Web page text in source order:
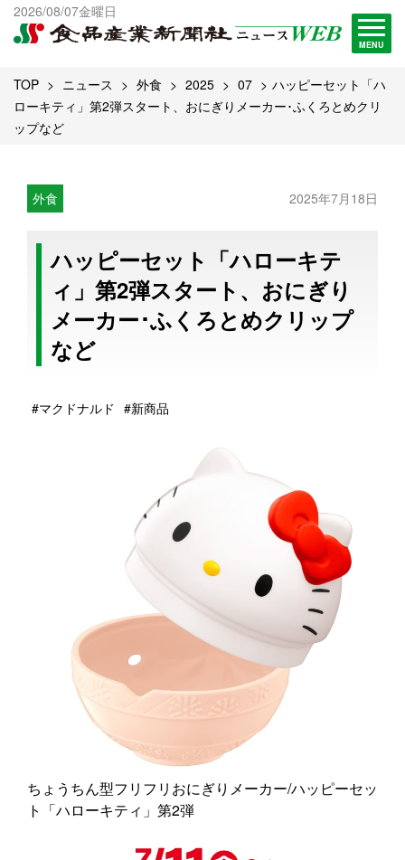
2026/08/07金曜日
MENU
出版物一覧へ
試読・購読申し込み
TOP ニュース 外食 2025 07
ハッピーセット「ハ
ローキティ」第2弾スタート、おにぎりメーカー･ふくろとめクリ
ップなど
外食 2025年7月18日
ハッピーセット「ハローキテ
ィ」第2弾スタート、おにぎり
メーカー･ふくろとめクリップ
など
#マクドナルド #新商品
ちょうちん型フリフリおにぎりメーカー/ハッピーセッ
ト「ハローキティ」第2弾